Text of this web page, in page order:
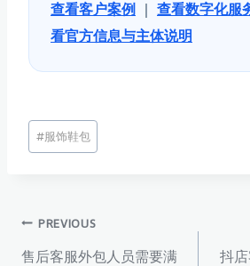
查看客户案例 ｜ 查看数字化服
看官方信息与主体说明
文
章
#服饰鞋包
文PREVIOUS
售后客服外包人员需要满
抖